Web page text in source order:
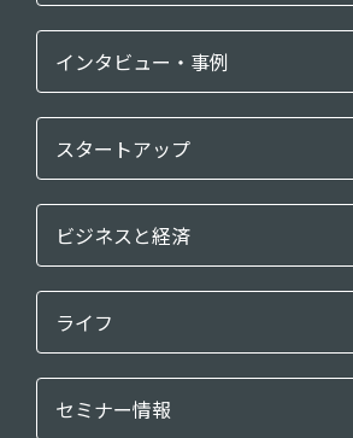
インタビュー・事例
スタートアップ
ビジネスと経済
ライフ
セミナー情報